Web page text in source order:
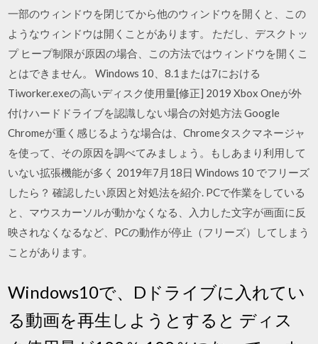
一部のウィンドウを閉じてから他のウィンドウを開くと、この
ようなウィンドウは開くことがあります。 ただし、デスクトッ
プ ヒープ制限が原因の場合、この方法ではウィンドウを開くこ
とはできません。 Windows 10、8.1または7における
Tiworker.exeの高いディスク使用量[修正] 2019 Xbox Oneが外
付けハードドライブを認識しない場合の対処方法 Google
Chromeが重く感じるような場合は、Chromeタスクマネージャ
を使って、その原因を調べてみましょう。もしあまり利用して
いない拡張機能が多く 2019年7月18日 Windows 10 でフリーズ
したら？ 確認したい原因と対処法を紹介. PCで作業をしている
と、マウスカーソルが動かなくなる、入力した文字が画面に反
映されなくなるなど、PCの動作が停止（フリーズ）してしまう
ことがあります。
Windows10で、Dドライブに入れてい
る動画を再生しようとすると ディス